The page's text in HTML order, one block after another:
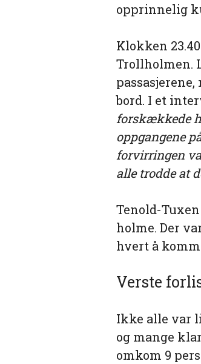
opprinnelig
Klokken
Trollholmen.
bord. I et
forskækkede
oppgangene
forvirringen
alle trodde at
Tenold-
holme. Der
hvert å
Verste
Ikke alle var
og mange
omkom 9